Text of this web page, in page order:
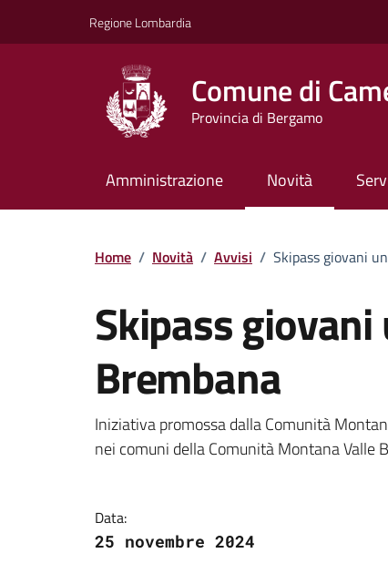
Regione Lombardia
Comune di
Provincia di Bergamo
Amministrazione Novità
Home / Novità / Avvisi / Skipass giovani
Skipass
Brembana
Dettagli della
Iniziativa promossa dalla Comunità
nei comuni della Comunità Montana Valle
Data:
25 novembre 2024